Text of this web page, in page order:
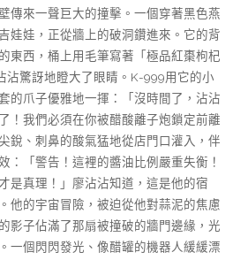
傳來一聲巨大的撞擊。一個穿著黑色燕
娃娃，正從牆上的破洞鑽進來。它的背
東西，桶上用毛筆寫著「極品紅棗枸杞
驚訝地瞪大了眼睛。K-999用它的小
的爪子優雅地一揮：「沒時間了，沾沾
！我們必須在你被醋酸離子炮鎖定前離
銳、刺鼻的酸氣猛地從店門口灌入，伴
：「警告！這裡的醬油比例嚴重失衡！
是真理！」廖沾沾知道，這是他的宿
他的宇宙冒險，被迫從他對蒜泥的焦慮
影子佔滿了那扇被撞破的牆門邊緣，光
一個閃閃發光、像醋罐的機器人緩緩漂